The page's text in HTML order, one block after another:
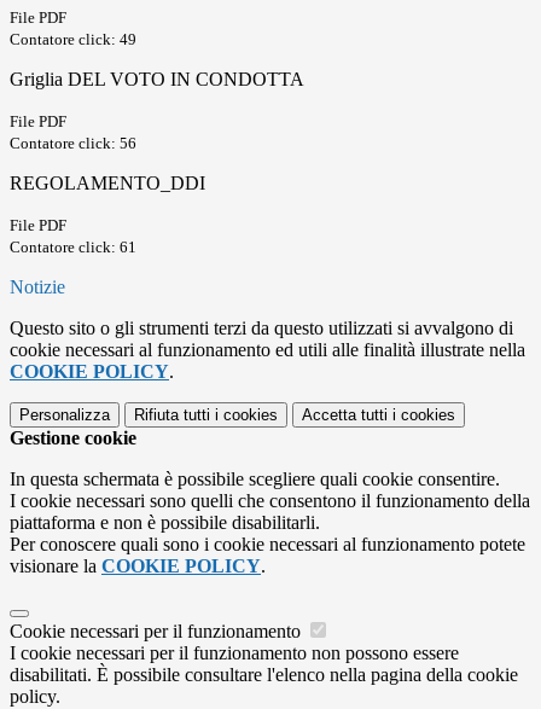
File PDF
Contatore click: 49
Griglia DEL VOTO IN CONDOTTA
File PDF
Contatore click: 56
REGOLAMENTO_DDI
File PDF
Contatore click: 61
Notizie
Questo sito o gli strumenti terzi da questo utilizzati si avvalgono di
cookie necessari al funzionamento ed utili alle finalità illustrate nella
COOKIE POLICY.
Personalizza Rifiuta tutti i cookies Accetta tutti i cookies
Gestione cookie
In questa schermata è possibile scegliere quali cookie consentire.
I cookie necessari sono quelli che consentono il funzionamento della
piattaforma e non è possibile disabilitarli.
Per conoscere quali sono i cookie necessari al funzionamento potete
visionare la COOKIE POLICY.
Cookie necessari per il funzionamento
I cookie necessari per il funzionamento non possono essere
disabilitati. È possibile consultare l'elenco nella pagina della cookie
policy.